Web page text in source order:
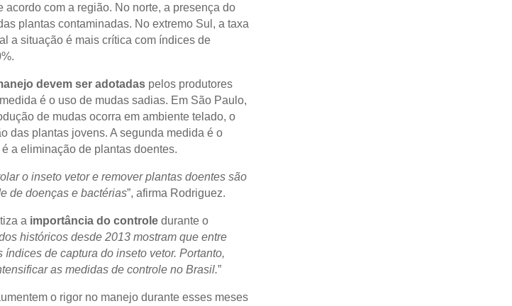
com a região. No norte, a presença do
plantas contaminadas. No extremo Sul, a taxa
a situação é mais crítica com índices de
devem ser adotadas pelos produtores
é o uso de mudas sadias. Em São Paulo,
de mudas ocorra em ambiente telado, o
das plantas jovens. A segunda medida é o
a eliminação de plantas doentes.
o inseto vetor e remover plantas doentes são
de doenças e bactérias”, afirma Rodriguez.
a importância do controledurante o
históricos desde 2013 mostram que entre
de captura do inseto vetor. Portanto,
as medidas de controle no Brasil.”
o rigor no manejo durante esses meses